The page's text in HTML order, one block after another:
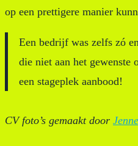
op een prettigere manier
Een bedrijf was zelfs zó
die niet aan het gewenste
een stageplek aanbood!
CV foto’s gemaakt door